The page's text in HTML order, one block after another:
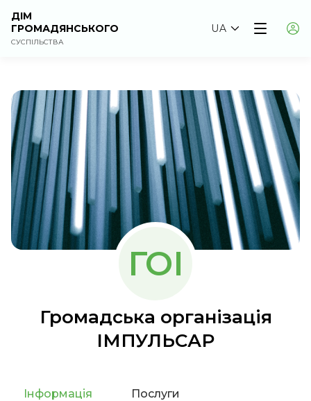
ДІМ
ГРОМАДЯНСЬКОГО
СУСПІЛЬСТВА
UA
ГОІ
Громадська організація
ІМПУЛЬСАР
Інформація Послуги